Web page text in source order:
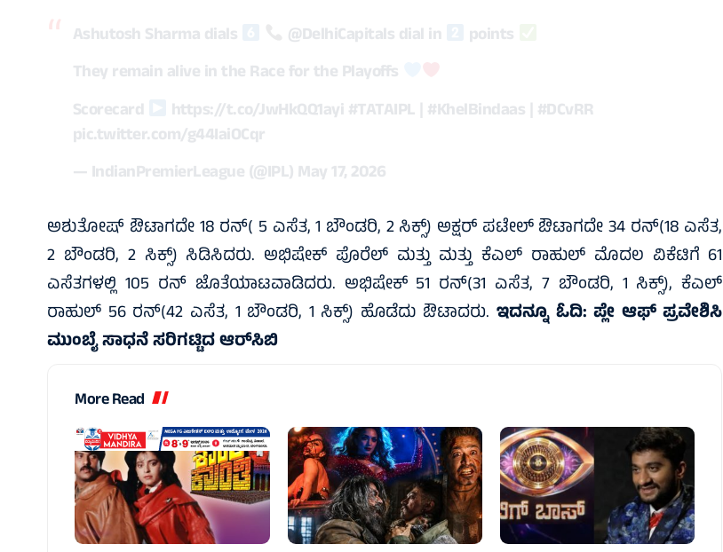
Ashutosh Sharma dials
@DelhiCapitalsdial in
points
They remain alive in the Race for the Playoffs
Scorecard
https://t.co/JwHkQQ1ayi#TATAIPL | #KhelBindaas | #DCvRR
pic.twitter.com/g44IaiOCqr
— IndianPremierLeague (@IPL)May 17, 2026
ಅಶುತೋಷ್‌ ಔಟಾಗದೇ 18 ರನ್‌( 5 ಎಸೆತ, 1 ಬೌಂಡರಿ, 2 ಸಿಕ್ಸ್‌) ಅಕ್ಷರ್‌ ಪಟೇಲ್‌ ಔಟಾಗದೇ 34 ರನ್‌(18 ಎಸೆತ,
2 ಬೌಂಡರಿ, 2 ಸಿಕ್ಸ್‌) ಸಿಡಿಸಿದರು. ಅಭಿಷೇಕ್‌ ಪೊರೆಲ್‌ ಮತ್ತು ಮತ್ತು ಕೆಎಲ್‌ ರಾಹುಲ್‌ ಮೊದಲ ವಿಕೆಟಿಗೆ 61
ಎಸೆತಗಳಲ್ಲಿ 105 ರನ್‌ ಜೊತೆಯಾಟವಾಡಿದರು. ಅಭಿಷೇಕ್‌ 51 ರನ್‌(31 ಎಸೆತ, 7 ಬೌಂಡರಿ, 1 ಸಿಕ್ಸ್‌), ಕೆಎಲ್‌
ರಾಹುಲ್‌ 56 ರನ್‌(42 ಎಸೆತ, 1 ಬೌಂಡರಿ, 1 ಸಿಕ್ಸ್‌) ಹೊಡೆದು ಔಟಾದರು.ಇದನ್ನೂ ಓದಿ:ಪ್ಲೇ ಆಫ್‌ ಪ್ರವೇಶಿಸಿ
ಮುಂಬೈ ಸಾಧನೆ ಸರಿಗಟ್ಟಿದ ಆರ್‌ಸಿಬಿ
More Read